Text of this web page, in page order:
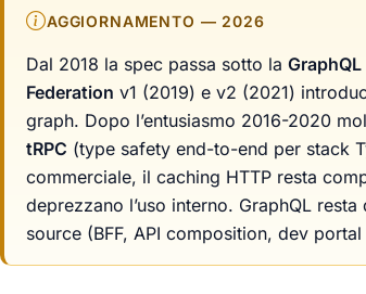
AGGIORNAMENTO — 2026
Dal 2018 la spec passa sotto la
Federation v1 (2019) e v2 (2021)
graph. Dopo l’entusiasmo 2016-2020
tRPC (type safety end-to-end per stack
commerciale, il caching HTTP resta
deprezzano l’uso interno. GraphQL
source (BFF, API composition, dev